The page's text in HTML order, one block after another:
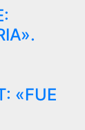
«FUE